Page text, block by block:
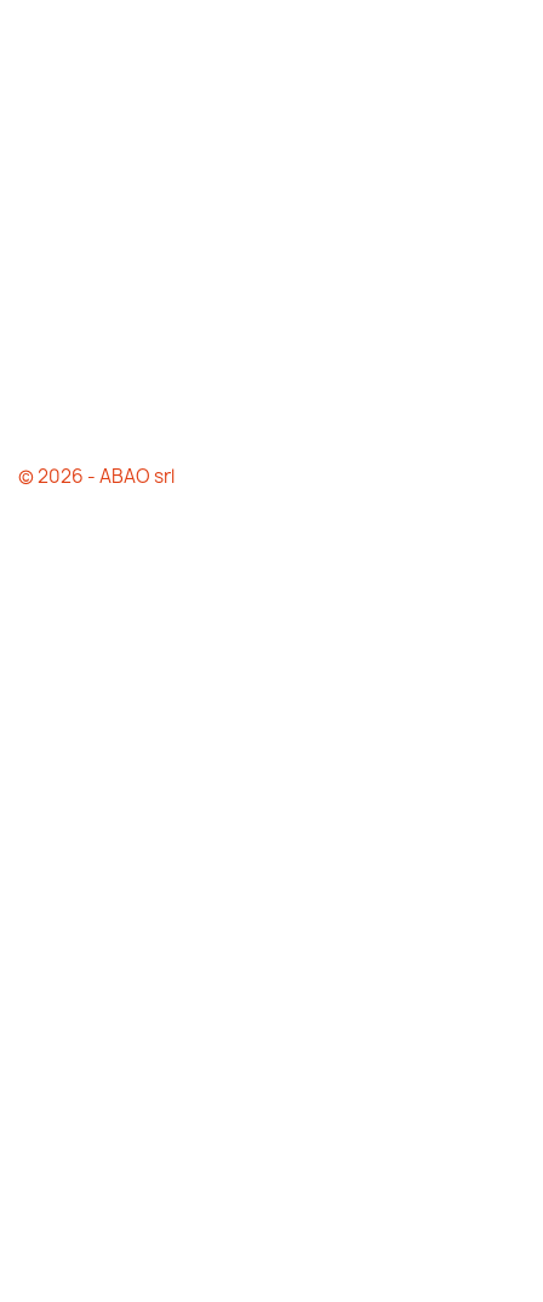
© 2026 - ABAO srl